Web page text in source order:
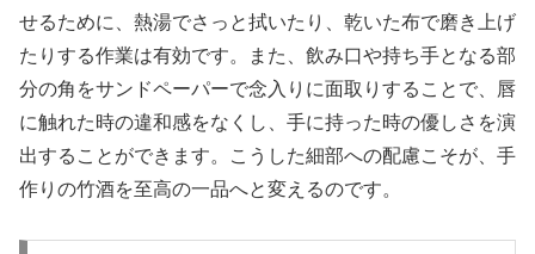
せるために、熱湯でさっと拭いたり、乾いた布で磨き上げ
たりする作業は有効です。また、飲み口や持ち手となる部
分の角をサンドペーパーで念入りに面取りすることで、唇
に触れた時の違和感をなくし、手に持った時の優しさを演
出することができます。こうした細部への配慮こそが、手
作りの竹酒を至高の一品へと変えるのです。